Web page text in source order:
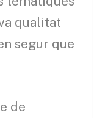
qualitat
segur que
de